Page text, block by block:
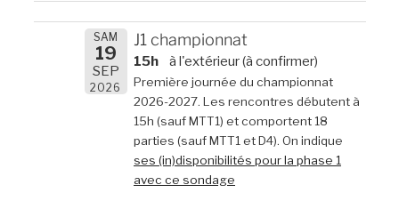
SAM
19
SEP
2026
J1 championnat
15h à l'extérieur (à confirmer)
Première journée du championnat
2026-2027. Les rencontres débutent à
15h (sauf MTT1) et comportent 18
parties (sauf MTT1 et D4). On indique
ses (in)disponibilités pour la phase 1
avec ce sondage